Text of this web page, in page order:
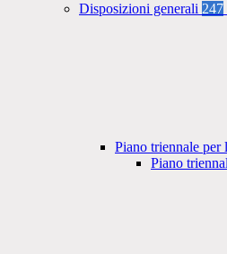
Disposizioni generali 247
Piano triennale per
Piano